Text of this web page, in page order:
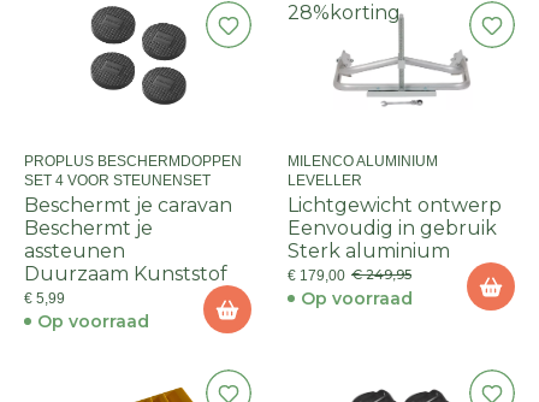
PROPLUS BESCHERMDOPPEN
SET 4 VOOR STEUNENSET
Beschermt je caravan
Beschermt je
assteunen
Duurzaam Kunststof
€ 5,99
Op voorraad
28% korting
MILENCO ALUMINIUM
LEVELLER
Lichtgewicht ontwerp
Eenvoudig in gebruik
Sterk aluminium
€ 179,00 € 249,95
Op voorraad